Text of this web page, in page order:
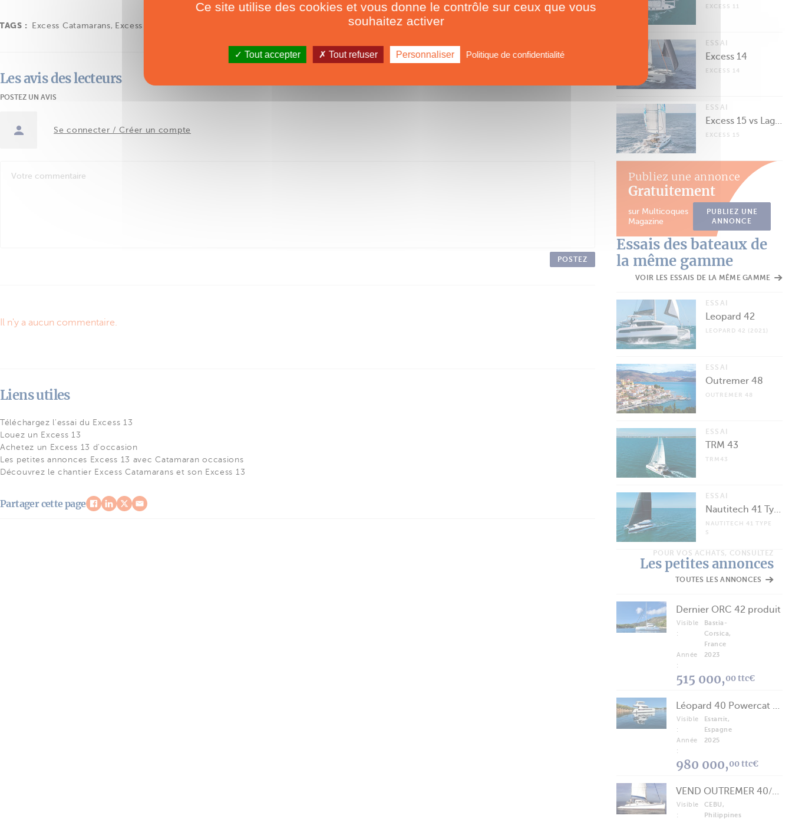
TAGS : Excess Catamarans, Excess 13
Les avis des lecteurs
POSTEZ UN AVIS
Se connecter / Créer un compte
POSTEZ
Il n'y a aucun commentaire.
Liens utiles
Téléchargez l'essai du Excess 13
Louez un Excess 13
Achetez un Excess 13 d'occasion
Les petites annonces Excess 13 avec Catamaran occasions
Découvrez le chantier Excess Catamarans et son Excess 13
Partager cette page
EXCESS 11
ESSAI
Excess 14
EXCESS 14
ESSAI
Excess 15 vs Lagoon 50
EXCESS 15
Publiez une annonce
Gratuitement
sur Multicoques
Magazine
PUBLIEZ UNE
ANNONCE
Essais des bateaux de
la même gamme
VOIR LES ESSAIS DE LA MÊME GAMME
ESSAI
Leopard 42
LEOPARD 42 (2021)
ESSAI
Outremer 48
OUTREMER 48
ESSAI
TRM 43
TRM43
ESSAI
Nautitech 41 Type S
NAUTITECH 41 TYPE
S
POUR VOS ACHATS, CONSULTEZ
Les petites annonces
TOUTES LES ANNONCES
Dernier ORC 42 produit
Visible
:
Bastia-
Corsica,
France
Année
:
2023
515 000,00 ttc€
Léopard 40 Powercat 2025
Visible
:
Estartit,
Espagne
Année
:
2025
980 000,00 ttc€
VEND OUTREMER 40/43 (FREE LANCE)
Visible
:
CEBU,
Philippines
Ce site utilise des cookies et vous donne le contrôle sur ceux que vous
souhaitez activer
Tout accepter Tout refuser Personnaliser Politique de confidentialité